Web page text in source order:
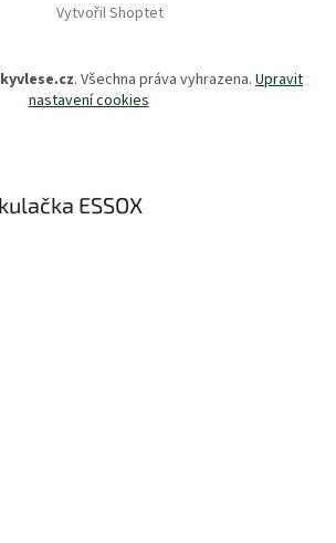
Vytvořil Shoptet
. Všechna práva vyhrazena. Upravit
nastavení cookies
ESSOX